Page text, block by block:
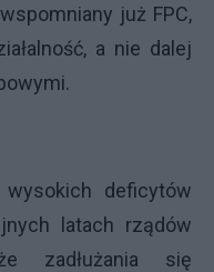
już FPC,
a nie dalej
deficytów
latach rządów
zadłużania się